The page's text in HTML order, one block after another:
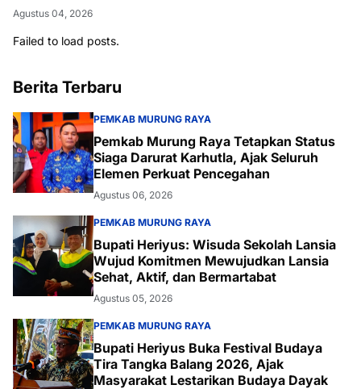
Agustus 04, 2026
Failed to load posts.
Berita Terbaru
PEMKAB MURUNG RAYA
Pemkab Murung Raya Tetapkan Status
Siaga Darurat Karhutla, Ajak Seluruh
Elemen Perkuat Pencegahan
Agustus 06, 2026
PEMKAB MURUNG RAYA
Bupati Heriyus: Wisuda Sekolah Lansia
Wujud Komitmen Mewujudkan Lansia
Sehat, Aktif, dan Bermartabat
Agustus 05, 2026
PEMKAB MURUNG RAYA
Bupati Heriyus Buka Festival Budaya
Tira Tangka Balang 2026, Ajak
Masyarakat Lestarikan Budaya Dayak